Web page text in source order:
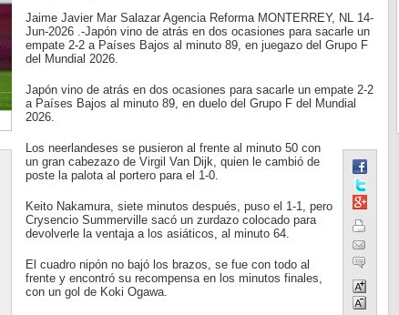
Jaime Javier Mar Salazar Agencia Reforma MONTERREY, NL 14-
Jun-2026 .-Japón vino de atrás en dos ocasiones para sacarle un
empate 2-2 a Países Bajos al minuto 89, en juegazo del Grupo F
del Mundial 2026.
Japón vino de atrás en dos ocasiones para sacarle un empate 2-2
a Países Bajos al minuto 89, en duelo del Grupo F del Mundial
2026.
Los neerlandeses se pusieron al frente al minuto 50 con
un gran cabezazo de Virgil Van Dijk, quien le cambió de
poste la palota al portero para el 1-0.
Keito Nakamura, siete minutos después, puso el 1-1, pero
Crysencio Summerville sacó un zurdazo colocado para
devolverle la ventaja a los asiáticos, al minuto 64.
El cuadro nipón no bajó los brazos, se fue con todo al
frente y encontró su recompensa en los minutos finales,
con un gol de Koki Ogawa.